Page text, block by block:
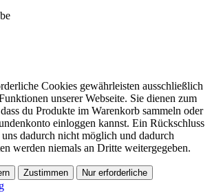
Cookies gewährleisten ausschließlich
unserer Webseite. Sie dienen zum
du Produkte im Warenkorb sammeln oder
einloggen kannst. Ein Rückschluss
dadurch nicht möglich und dadurch
werden niemals an Dritte weitergegeben.
Zustimmen Nur erforderliche